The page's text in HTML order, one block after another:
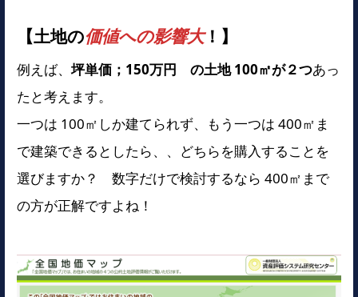
【土地の価値への影響大！】
例えば、 坪単価；150万円 の土地 100㎡が２つあっ
たと考えます。
一つは 100㎡しか建てられず、もう一つは 400㎡ま
で建築できるとしたら、、どちらを購入することを
選びますか？ 数字だけで検討するなら 400㎡まで
の方が正解ですよね！